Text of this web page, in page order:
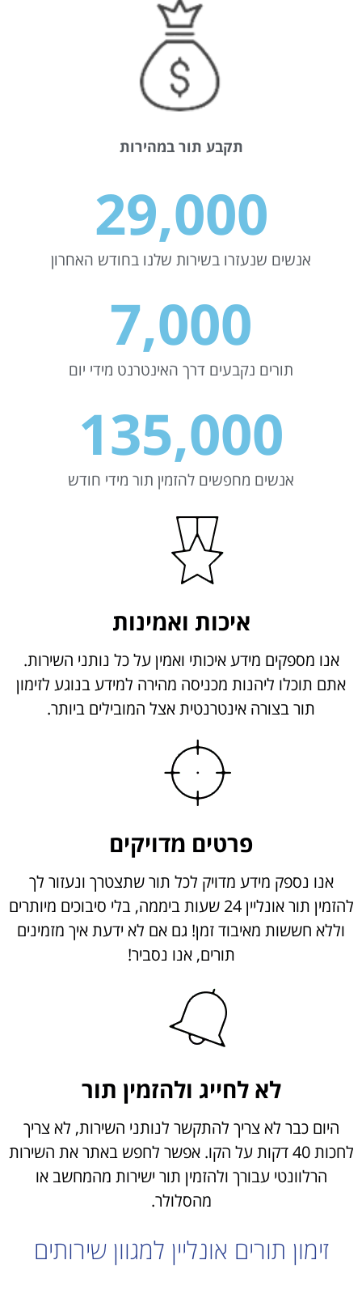
תקבע תור במהירות
אנשים שנעזרו בשירות שלנו בחודש האחרון
29,000
תורים נקבעים דרך האינטרנט מידי יום
7,000
אנשים מחפשים להזמין תור מידי חודש
135,000
איכות ואמינות
אנו מספקים מידע איכותי ואמין על כל נותני השירות.
אתם תוכלו ליהנות מכניסה מהירה למידע בנוגע לזימון
תור בצורה אינטרנטית אצל המובילים ביותר.
פרטים מדויקים
אנו נספק מידע מדויק לכל תור שתצטרך ונעזור לך
להזמין תור אונליין 24 שעות ביממה, בלי סיבוכים מיותרים
וללא חששות מאיבוד זמן! גם אם לא ידעת איך מזמינים
תורים, אנו נסביר!
לא לחייג ולהזמין תור
היום כבר לא צריך להתקשר לנותני השירות, לא צריך
לחכות 40 דקות על הקו. אפשר לחפש באתר את השירות
הרלוונטי עבורך ולהזמין תור ישירות מהמחשב או
מהסלולר.
זימון תורים אונליין למגוון שירותים